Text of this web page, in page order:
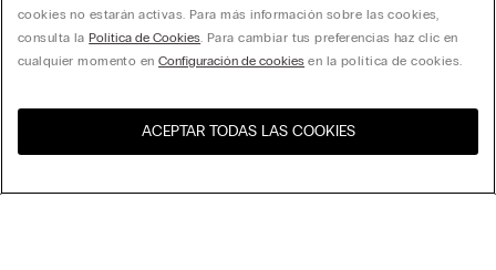
United States
cookies no estarán activas. Para más información sobre las cookies,
consulta laPolítica de Cookies. Para cambiar tus preferencias haz clic en
cualquier momento enConfiguración de cookies en la política de cookies.
ACEPTAR TODAS LAS COOKIES